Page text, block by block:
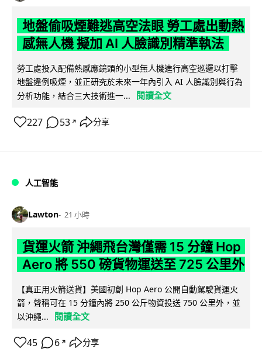
地盤偷吸煙難逃高空法眼 勞工處出動熱
感無人機 擬加 AI 人臉識別精準執法
勞工處投入配備熱感應鏡頭的小型無人機進行高空巡邏以打擊
地盤違例吸煙，並正研究於未來一年內引入 AI 人臉識別與行為
分析功能，結合三大技術進一...
閱讀全文
227 53 ↗ 分享
人工智能
Lawton 21 小時
貨運火箭 沖繩飛台灣僅需 15 分鐘 Hop
Aero 將 550 磅貨物運送至 725 公里外
【真正用火箭送貨】美國初創 Hop Aero 公開自動駕駛貨運火
箭，聲稱可在 15 分鐘內將 250 公斤物資投送 750 公里外，並
以沖繩...
閱讀全文
45 6 ↗ 分享